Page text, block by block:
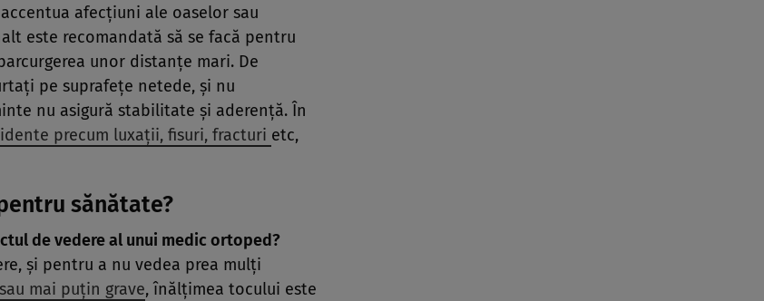
afecţiuni ale oaselor sau
este recomandată să se facă pentru
unor distanţe mari. De
pe suprafeţe netede, şi nu
nu asigură stabilitate şi aderenţă. În
precum luxaţii, fisuri, fracturi etc,
sănătate?
de vedere al unui medic ortoped?
şi pentru a nu vedea prea mulţi
mai puţin grave, înălţimea tocului este